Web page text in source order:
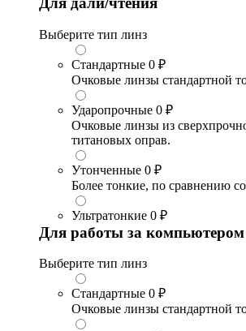
Выберите тип линз
Стандартные 0 ₽
Очковые линзы стандартной
Ударопрочные 0 ₽
Очковые линзы из
титановых оправ.
Утонченные 0 ₽
Более тонкие, по сравнению
Ультратонкие 0 ₽
Для работы за компьютером
Выберите тип линз
Стандартные 0 ₽
Очковые линзы стандартной